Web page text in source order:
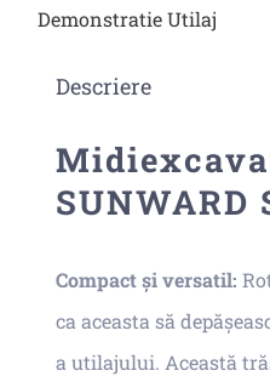
Demonstratie Utilaj
Descriere
SUNWARD
Compact și versatil:
ca aceasta să
a utilajului. Această